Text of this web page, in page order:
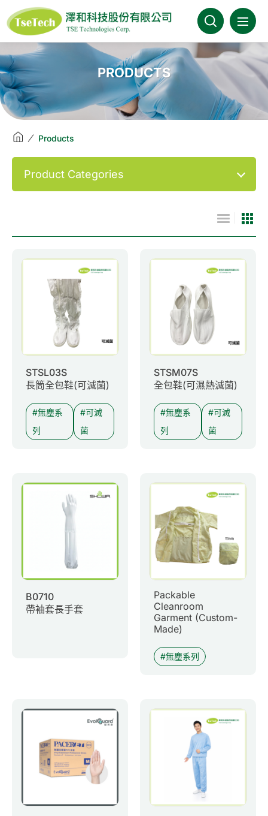
澤和科技::此為測試頁面
About Us
News
Industries
Brands
FAQ
Inquiry List
Member Area
PRODUCTS
Products
Product Categories
STSL03S
長筒全包鞋(可滅菌)
無塵系
列
可滅
菌
STSM07S
全包鞋(可濕熱滅菌)
無塵系
列
可滅
菌
B0710
帶袖套長手套
Packable
Cleanroom
Garment (Custom-
Made)
無塵系列